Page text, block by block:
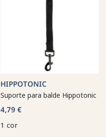
HIPPOTONIC
Suporte para balde Hippotonic
4,79 €
1 cor